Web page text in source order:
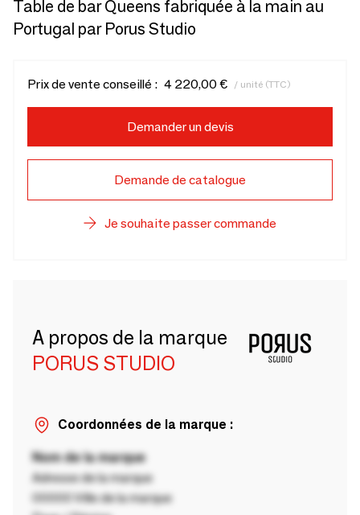
Table de bar Queens fabriquée à la main au
Portugal par Porus Studio
Prix de vente conseillé : 4 220,00 € / unité (TTC)
Demander un devis
Demande de catalogue
Je souhaite passer commande
A propos de la marque
PORUS STUDIO
Coordonnées de la marque :
Nom de la marque
Adresse de la marque
00000 Ville de la marque